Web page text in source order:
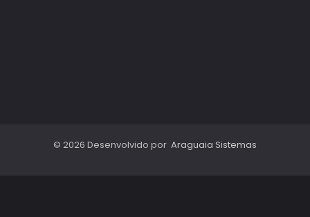
© 2026 Desenvolvido por Araguaia Sistemas